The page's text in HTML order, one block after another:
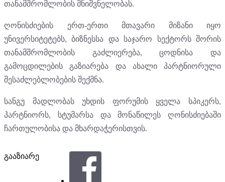
თანამშრომლობის მნიშვნელობას.
ღონისძიების ერთ-ერთი მთავარი მიზანი იყო
უნივერსიტეტებს, ბიზნესსა და საჯარო სექტორს შორის
თანამშრომლობის გაძლიერება, ცოდნისა და
გამოცდილების გაზიარება და ახალი პარტნიორული
შესაძლებლობების შექმნა.
სანგუ მადლობას უხდის ფორუმის ყველა სპიკერს,
პარტნიორს, სტუმარსა და მონაწილეს ღონისძიებაში
ჩართულობისა და მხარდაჭერისთვის.
გააზიარე